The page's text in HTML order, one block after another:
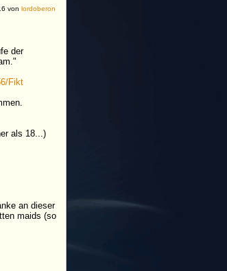
von lordoberon
der
Fikt
als 18...)
an dieser
maids (so